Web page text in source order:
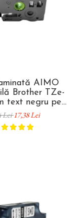
AIMO
Brother TZe-
text negru pe
organizare
dosare și
Lei17,38 Lei